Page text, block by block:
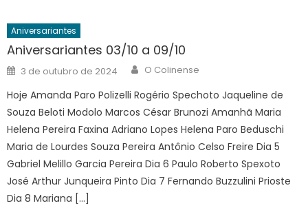
Aniversariantes
Aniversariantes 03/10 a 09/10
Posted
on
3 de outubro de 2024 Author
O Colinense
Hoje Amanda Paro Polizelli Rogério Spechoto Jaqueline de
Souza Beloti Modolo Marcos César Brunozi Amanhã Maria
Helena Pereira Faxina Adriano Lopes Helena Paro Beduschi
Maria de Lourdes Souza Pereira Antônio Celso Freire Dia 5
Gabriel Melillo Garcia Pereira Dia 6 Paulo Roberto Spexoto
José Arthur Junqueira Pinto Dia 7 Fernando Buzzulini Prioste
Dia 8 Mariana […]